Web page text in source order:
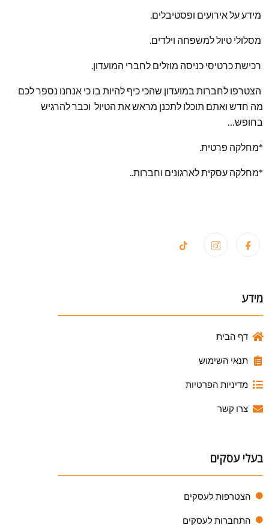
מידע על אירועים ופסטיבלים.
מסלולי טיול למשפחה וילדים.
רכישת כרטיסי כניסה מוזלים לחברי המועדון.
הצטרפו לחברות במועדון שהכי כיף להיות בו כי אנחנו נספר לכם
מה חדש ואתם תוכלו לתכנן מראש את הטיול וכבר להרגיש
בחופש…
*מחלקה פרטית.
*מחלקה עסקית לארגונים וחברות..
מידע
דף הבית
תנאי השימוש
מדיניות הפרטיות
צרו קשר
בעלי עסקים
הצטרפות לעסקים
התחברות לעסקים